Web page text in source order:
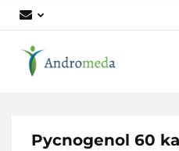
Pycnogenol 60